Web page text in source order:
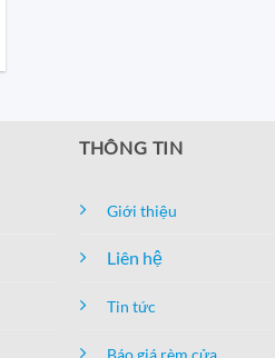
THÔNG TIN
Giới thiệu
Liên hệ
Tin tức
Báo giá rèm cửa